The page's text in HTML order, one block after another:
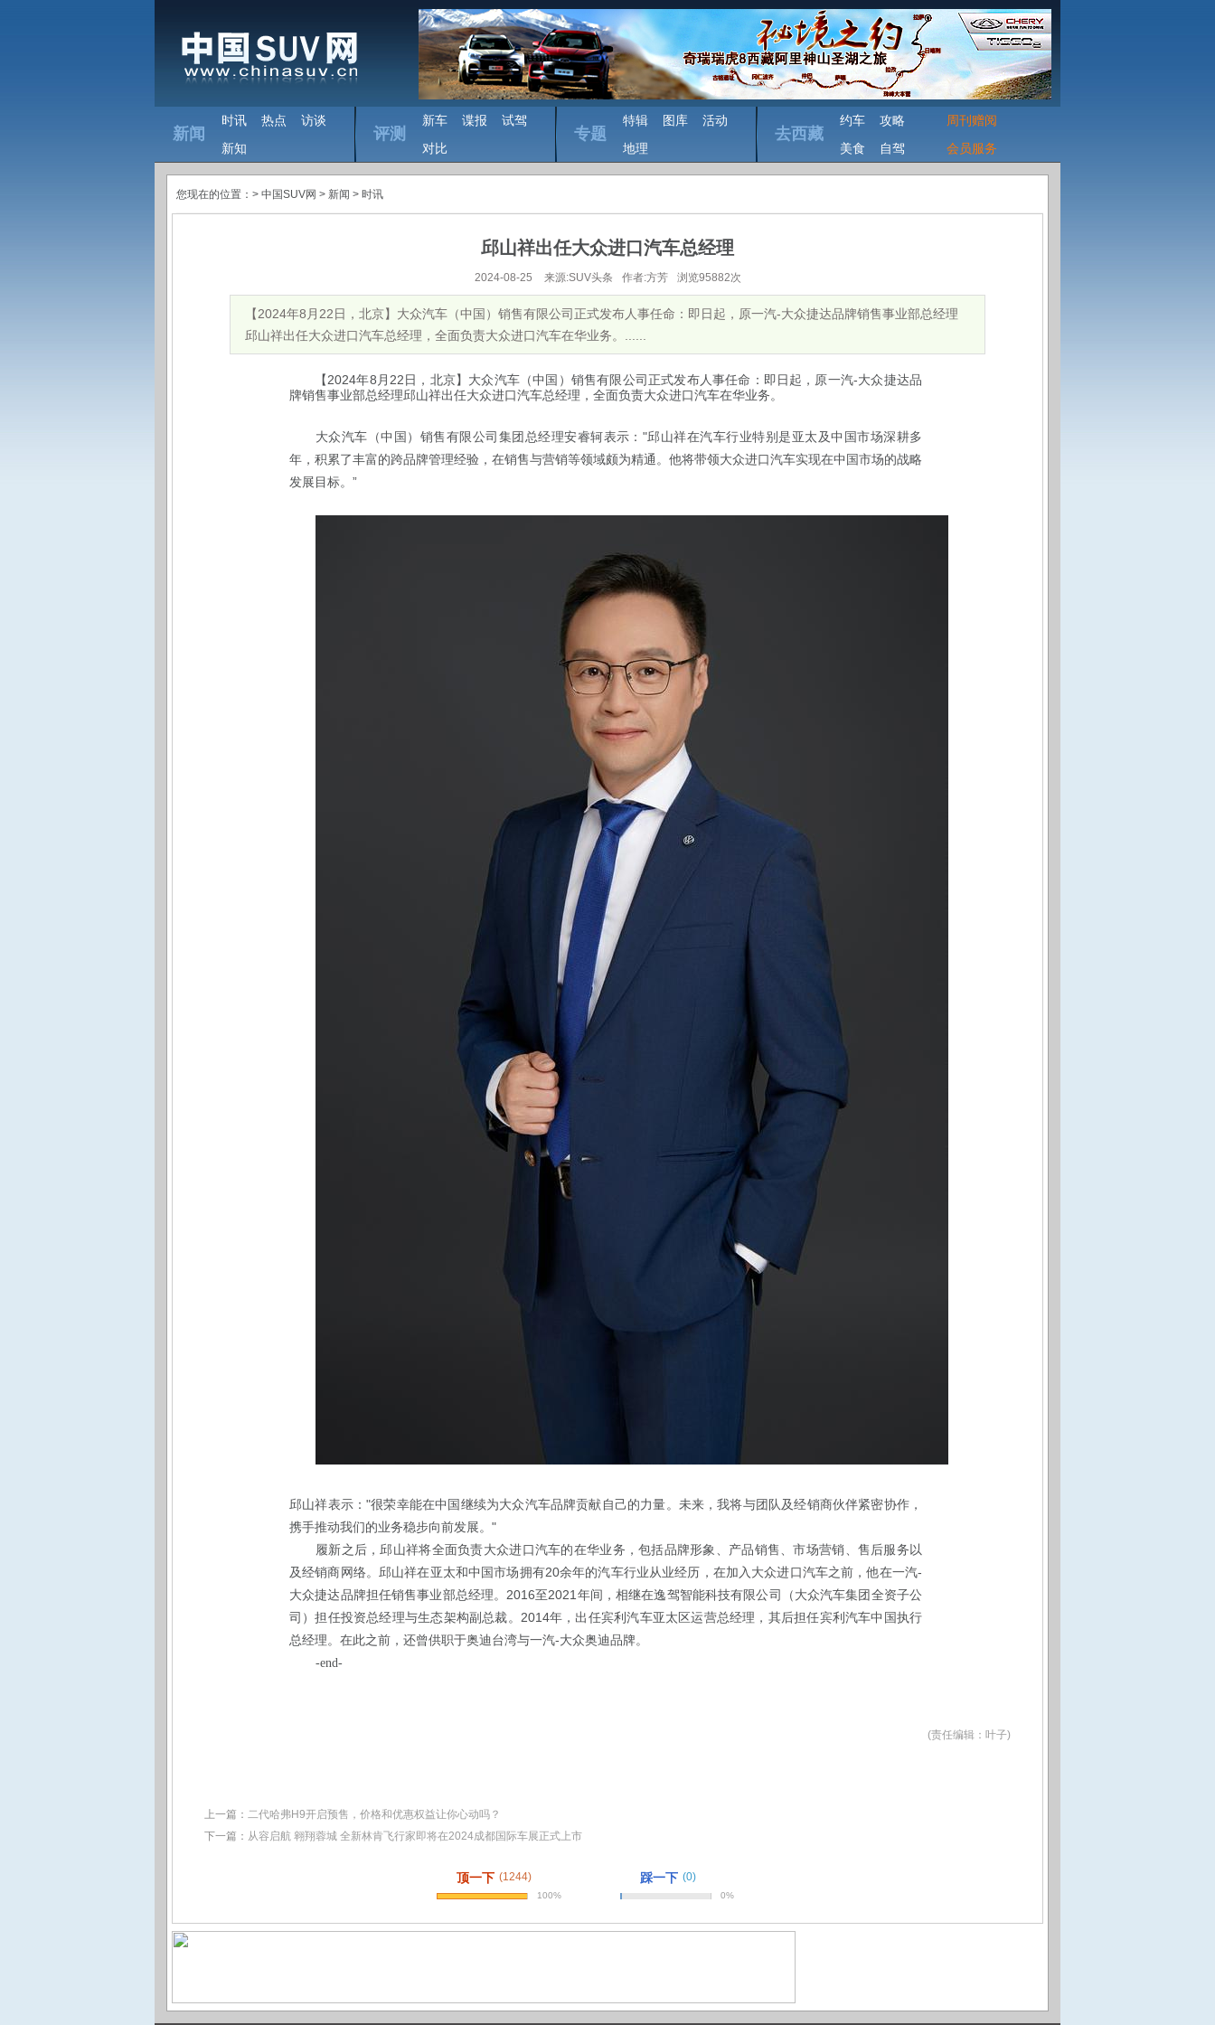
新闻
时讯 热点
访谈
新知
评测
新车 谍报
试驾
对比
专题
特辑 图库
活动
地理
去西藏
约车
攻略
美食
自驾
周刊赠阅
会员服务
您现在的位置：> 中国SUV网 > 新闻 > 时讯
邱山祥出任大众进口汽车总经理
2024-08-25 来源:SUV头条 作者:方芳 浏览95882次
【2024年8月22日，北京】大众汽车（中国）销售有限公司正式发布人事任命：即日起，原一汽-大众捷达品牌销售事业部总经理
邱山祥出任大众进口汽车总经理，全面负责大众进口汽车在华业务。......
【2024年8 月22 日 ，北京】大众汽车（中国）销售有限公司正式发布人事任命：即日起，原一汽-大众捷达品
牌销售事业部总经理邱山祥出任大众进口汽车总经理，全面负责大众进口汽车在华业务。
大众汽车（中国）销售有限公司集团总经理安睿轲表示： "邱山祥在汽车行业特别是亚太及中国市场深耕多
年，积累了丰富的跨品牌管理经验，在销售与营销等领域颇为精通。他将带领大众进口汽车实现在中国市场的战略
发展目标。 ”
邱山祥表示："很荣幸能在中国继续为大众汽车品牌贡献自己的力量。未来，我将与团队及经销商伙伴紧密协作，
携手推动我们的业务稳步向前发展。 "
履新之后，邱山祥将全面负责大众进口汽车的在华业务，包括品牌形象、产品销售、市场营销、售后服务以
及经销商网络。邱山祥在亚太和中国市场拥有20余年的汽车行业从业经历，在加入大众进口汽车之前，他在一汽-
大众捷达品牌担任销售事业部总经理。2016至2021 年间，相继在逸驾智能科技有限公司（大众汽车集团全资子公
司）担任投资总经理与生态架构副总裁。 2014年，出任宾利汽车亚太区运营总经理，其后担任宾利汽车中国执行
总经理。在此之前，还曾供职于奥迪台湾与一汽-大众奥迪品牌。
-end-
(责任编辑：叶子)
上一篇： 二代哈弗H9开启预售，价格和优惠权益让你心动吗？
下一篇： 从容启航 翱翔蓉城 全新林肯飞行家即将在2024成都国际车展正式上市
顶一下 (1244)
100%
踩一下 (0)
0%